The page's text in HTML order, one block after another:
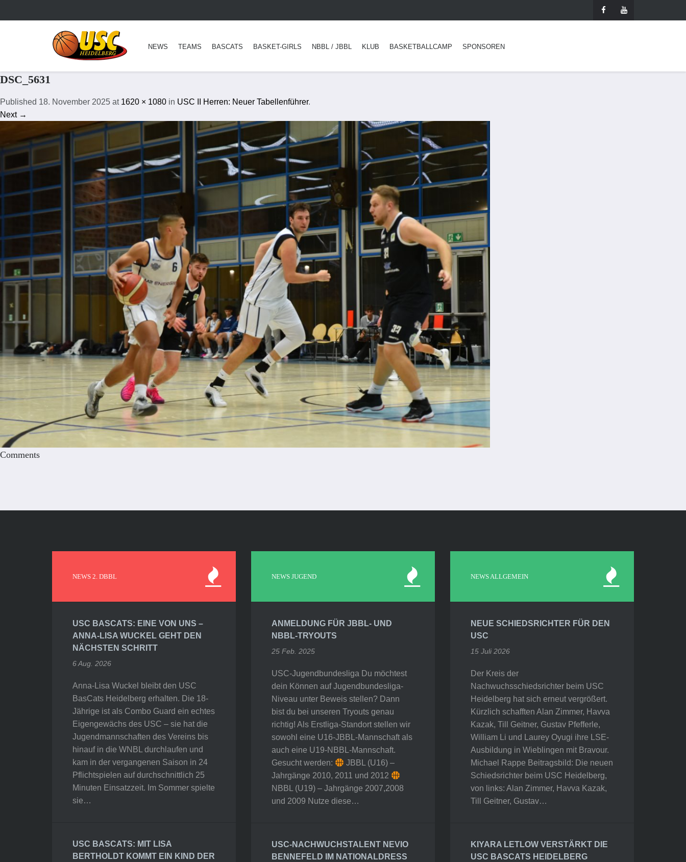
NEWS TEAMS BASCATS BASKET-GIRLS NBBL / JBBL KLUB BASKETBALLCAMP SPONSOREN
DSC_5631
Published 18. November 2025 at 1620 × 1080 in USC II Herren: Neuer Tabellenführer.
Next →
Comments
NEWS 2. DBBL
USC BASCATS: EINE VON UNS –
ANNA-LISA WUCKEL GEHT DEN
NÄCHSTEN SCHRITT
6 Aug. 2026
Anna-Lisa Wuckel bleibt den USC
BasCats Heidelberg erhalten. Die 18-
Jährige ist als Combo Guard ein echtes
Eigengewächs des USC – sie hat die
Jugendmannschaften des Vereins bis
hinauf in die WNBL durchlaufen und
kam in der vergangenen Saison in 24
Pflichtspielen auf durchschnittlich 25
Minuten Einsatzzeit. Im Sommer spielte
sie…
USC BASCATS: MIT LISA
BERTHOLDT KOMMT EIN KIND DER
NEWS JUGEND
ANMELDUNG FÜR JBBL- UND
NBBL-TRYOUTS
25 Feb. 2025
USC-Jugendbundesliga Du möchtest
dein Können auf Jugendbundesliga-
Niveau unter Beweis stellen? Dann
bist du bei unseren Tryouts genau
richtig! Als Erstliga-Standort stellen wir
sowohl eine U16-JBBL-Mannschaft als
auch eine U19-NBBL-Mannschaft.
Gesucht werden:
JBBL (U16) –
Jahrgänge 2010, 2011 und 2012
NBBL (U19) – Jahrgänge 2007,2008
und 2009 Nutze diese…
USC-NACHWUCHSTALENT NEVIO
BENNEFELD IM NATIONALDRESS
NEWS ALLGEMEIN
NEUE SCHIEDSRICHTER FÜR DEN
USC
15 Juli 2026
Der Kreis der
Nachwuchsschiedsrichter beim USC
Heidelberg hat sich erneut vergrößert.
Kürzlich schafften Alan Zimmer, Havva
Kazak, Till Geitner, Gustav Pfefferle,
William Li und Laurey Oyugi ihre LSE-
Ausbildung in Wieblingen mit Bravour.
Michael Rappe Beitragsbild: Die neuen
Schiedsrichter beim USC Heidelberg,
von links: Alan Zimmer, Havva Kazak,
Till Geitner, Gustav…
KIYARA LETLOW VERSTÄRKT DIE
USC BASCATS HEIDELBERG